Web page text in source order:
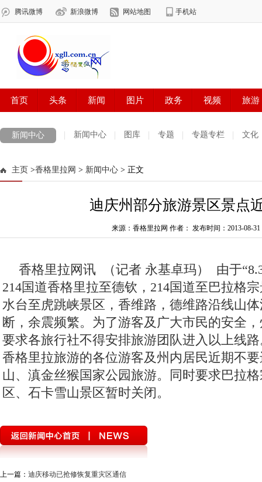
新闻中心 新闻中心 图库 专题 专题专栏 文化
法治迪庆
主页 >香格里拉网 > 新闻中心 > 正文
迪庆州部分旅游景区景点
来源：香格里拉网 作者： 发布时间：2013-08-31
香格里拉网讯 （记者 永基卓玛）
由于
214国道香格里拉至德钦，214国道至巴拉格
水台至虎跳峡景区，香维路，德维路沿线山
断，余震频繁。为了游客及广大市民的安全
要求各旅行社不得安排旅游团队进入以上线
香格里拉旅游的各位游客及州内居民近期不
山、滇金丝猴国家公园旅游。同时要求巴拉
区、石卡雪山景区暂时关闭。
上一篇： 迪庆移动已抢修恢复重灾区通信